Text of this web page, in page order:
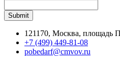
121170, Москва, площадь
+7 (499) 449-81-08
pobedarf@cmvov.ru